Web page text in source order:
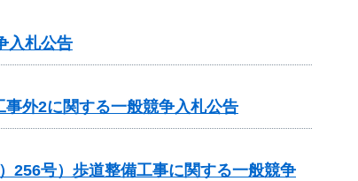
入札公告
外2に関する一般競争入札公告
256号）歩道整備工事に関する一般競争